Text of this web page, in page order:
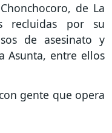
de La
recluidas por su
de asesinato y
Asunta, entre ellos
gente que opera